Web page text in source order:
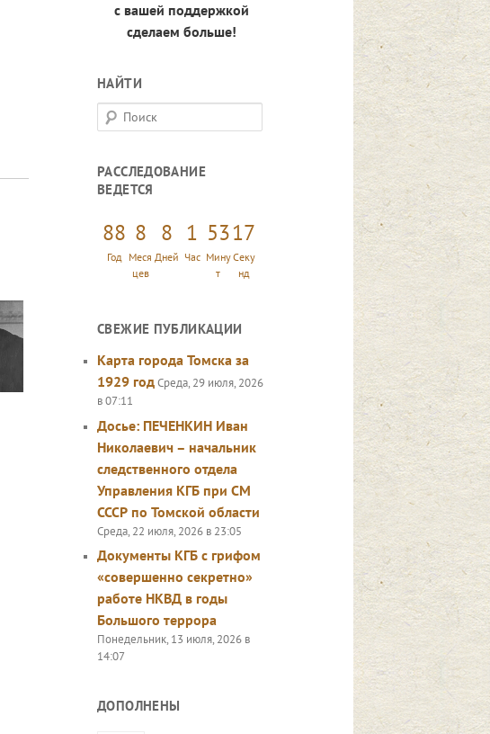
с вашей поддержкой
сделаем больше!
НАЙТИ
П
о
с
к
РАССЛЕДОВАНИЕ
ВЕДЕТСЯ
88
Год
8
Меся
цев
8
Дней
1
Час
53
Мину
т
18
Секу
нд
СВЕЖИЕ ПУБЛИКАЦИИ
Карта города Томска за
1929 годСреда, 29 июля, 2026
в 07:11
Досье: ПЕЧЕНКИН Иван
Николаевич – начальник
следственного отдела
Управления КГБ при СМ
СССР по Томской области
Среда, 22 июля, 2026 в 23:05
Документы КГБ с грифом
«совершенно секретно»
работе НКВД в годы
Большого террора
Понедельник, 13 июля, 2026 в
14:07
ДОПОЛНЕНЫ